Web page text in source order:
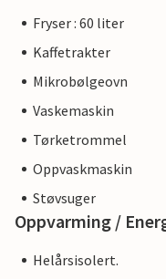
Fryser : 60 liter
Kaffetrakter
Mikrobølgeovn
Vaskemaskin
Tørketrommel
Oppvaskmaskin
Støvsuger
Oppvarming /
Helårsisolert.